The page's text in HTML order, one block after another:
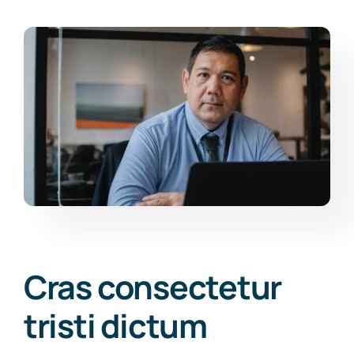
Cras consectetur
tristi dictum